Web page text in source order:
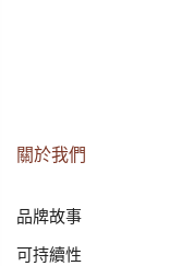
關於我們
品牌故事
可持續性